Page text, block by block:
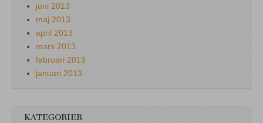
juni 2013
maj 2013
april 2013
mars 2013
februari 2013
januari 2013
KATEGORIER